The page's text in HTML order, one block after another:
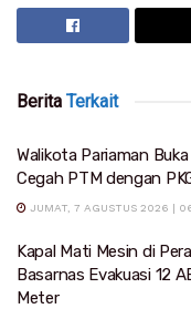
Berita Terkait
Walikota Pariaman
Cegah PTM dengan
JUMAT, 7 AGUSTUS 2026 |
Kapal Mati Mesin di
Basarnas Evakuasi 12
Meter